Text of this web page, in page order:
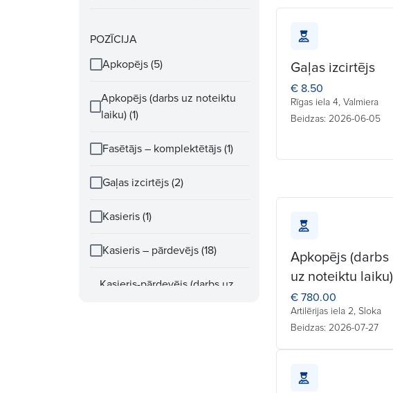
POZĪCIJA
Apkopējs (5)
Apkopējs (darbs uz noteiktu
laiku) (1)
Fasētājs – komplektētājs (1)
Gaļas izcirtējs (2)
Kasieris (1)
Kasieris – pārdevējs (18)
Kasieris-pārdevējs (darbs uz
Gaļas izcirtējs
€ 8.50
Rīgas iela 4, Valmiera
Beidzas: 2026-06-05
Apkopējs (darbs
uz noteiktu laiku)
€ 780.00
Artilērijas iela 2, Sloka
Beidzas: 2026-07-27